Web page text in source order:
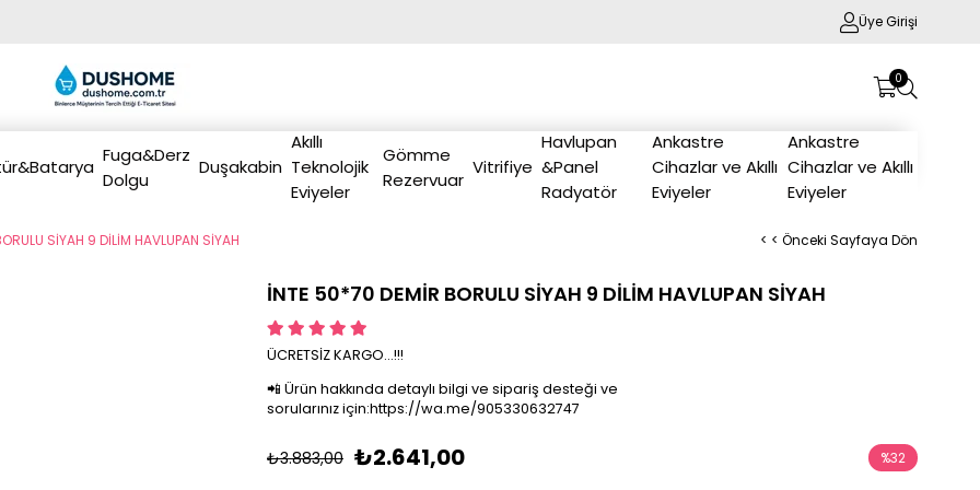
Üye Girişi
0
Fuga&Derz
Dolgu
Duşakabin
Akıllı
Teknolojik
Eviyeler
Gömme
Rezervuar
Vitrifiye
Havlupan
&Panel
Radyatör
Ankastre
Cihazlar ve Akıllı
Eviyeler
Ankastre
Cihazlar ve Akıllı
Eviyeler
SİYAH 9 DİLİM HAVLUPAN SİYAH < < Önceki Sayfaya Dön
İNTE 50*70 DEMİR BORULU SİYAH 9 DİLİM HAVLUPAN SİYAH
ÜCRETSİZ KARGO...!!!
📲 Ürün hakkında detaylı bilgi ve sipariş desteği ve
sorularınız için:https://wa.me/905330632747
₺3.883,00 ₺2.641,00 %32